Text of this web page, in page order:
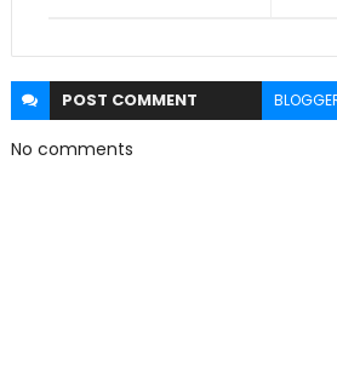
POST COMMENT
No comments